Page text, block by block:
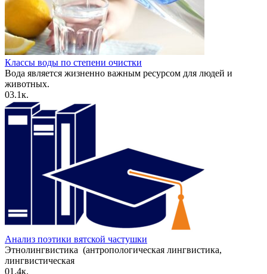
Классы воды по степени очистки
Вода является жизненно важным ресурсом для людей и
животных.
03.1к.
Анализ поэтики вятской частушки
Этнолингвистика (антропологическая лингвистика,
лингвистическая
01.4к.